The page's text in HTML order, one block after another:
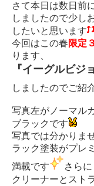
さて本日は数日前
しましたので少し
したいと思います
今回はこの春限定
ります、
『イーグルビジ
しましたのでご紹
写真左がノーマル
ブラックです
写真では分かりま
ラック塗装がプレ
満載です
さら
クリーナーとスト